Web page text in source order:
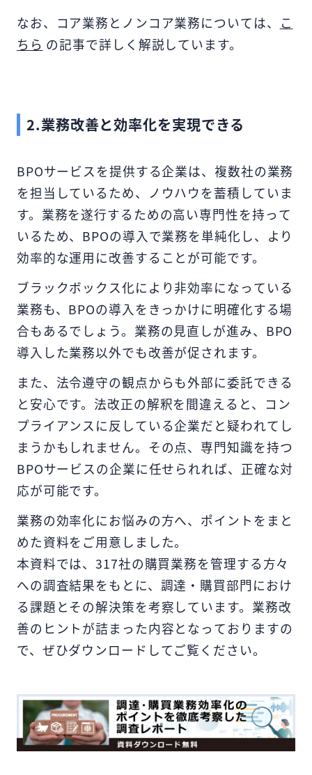
なお、コア業務とノンコア業務については、
こ
ちら の記事で詳しく解説しています。
2.業務改善と効率化を実現できる
BPOサービスを提供する企業は、複数社の業務
を担当しているため、ノウハウを蓄積していま
す。業務を遂行するための高い専門性を持って
いるため、BPOの導入で業務を単純化し、より
効率的な運用に改善することが可能です。
ブラックボックス化により非効率になっている
業務も、BPOの導入をきっかけに明確化する場
合もあるでしょう。業務の見直しが進み、BPO
導入した業務以外でも改善が促されます。
また、法令遵守の観点からも外部に委託できる
と安心です。法改正の解釈を間違えると、コン
プライアンスに反している企業だと疑われてし
まうかもしれません。その点、専門知識を持つ
BPOサービスの企業に任せられれば、正確な対
応が可能です。
業務の効率化にお悩みの方へ、ポイントをまと
めた資料をご用意しました。
本資料では、317社の購買業務を管理する方々
への調査結果をもとに、調達・購買部門におけ
る課題とその解決策を考察しています。業務改
善のヒントが詰まった内容となっておりますの
で、ぜひダウンロードしてご覧ください。